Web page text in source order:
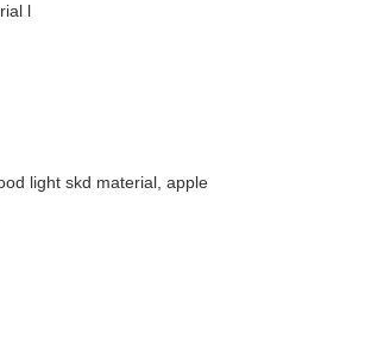
l
light skd material, apple